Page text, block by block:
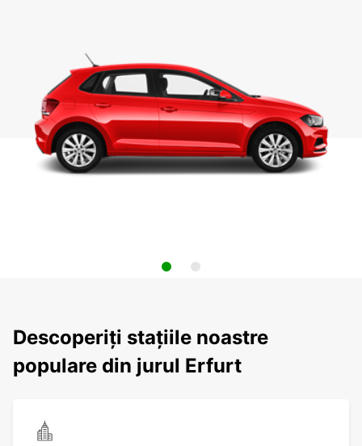
Descoperiți stațiile noastre
populare din jurul Erfurt